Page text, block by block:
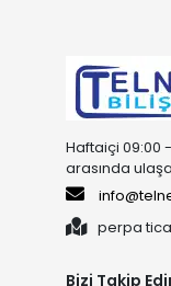
Haftaiçi 09:00
arasında
perpa
Bizi Takip